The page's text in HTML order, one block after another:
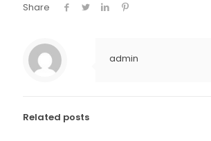
Share
admin
Related posts